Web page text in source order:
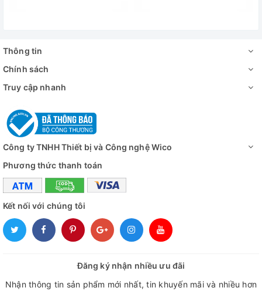
Đánh giá
Thông tin
Chính sách
Truy cập nhanh
Công ty TNHH Thiết bị và Công nghệ Wico
Phương thức thanh toán
Kết nối với chúng tôi
Đăng ký nhận nhiều ưu đãi
Nhận thông tin sản phẩm mới nhất, tin khuyến mãi và nhiều hơn